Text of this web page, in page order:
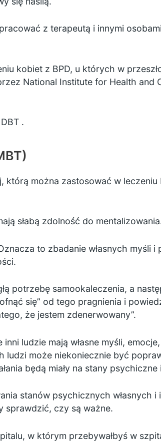
z terapeutą i innymi
kobiet z BPD, u których w
National Institute for Health and
.
którą można zastosować w leczeniu
słabą zdolność do
to zbadanie własnych myśli
potrzebę samookaleczenia, a
się” od tego pragnienia i
że jestem zdenerwowany”.
ludzie mają własne myśli,
może niekoniecznie być
będą miały na stany
stanów psychicznych własnych i
sprawdzić, czy są ważne.
w którym przebywałbyś w